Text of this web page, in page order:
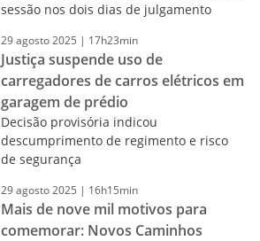
sessão nos dois dias de julgamento
29agosto2025 | 17h23min
Justiça suspende uso de
carregadores de carros elétricos em
garagem de prédio
Decisão provisória indicou
descumprimento de regimento e risco
de segurança
29agosto2025 | 16h15min
Mais de nove mil motivos para
comemorar: Novos Caminhos